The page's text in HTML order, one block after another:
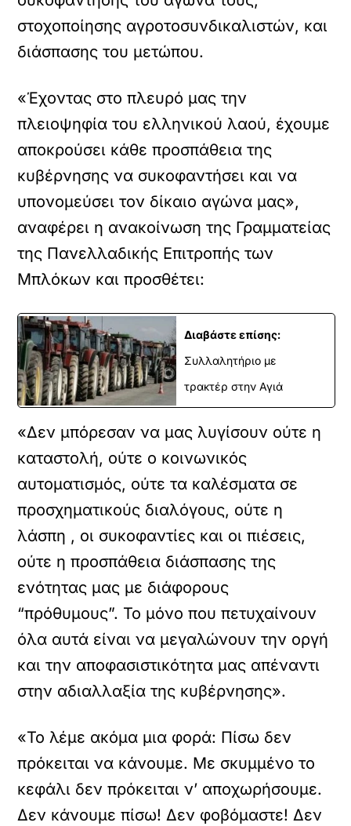
στοχοποίησης αγροτοσυνδικαλιστών, και
διάσπασης του μετώπου.
«Έχοντας στο πλευρό μας την
πλειοψηφία του ελληνικού λαού, έχουμε
αποκρούσει κάθε προσπάθεια της
κυβέρνησης να συκοφαντήσει και να
υπονομεύσει τον δίκαιο αγώνα μας»,
αναφέρει η ανακοίνωση της Γραμματείας
της Πανελλαδικής Επιτροπής των
Μπλόκων και προσθέτει:
Διαβάστε επίσης:
Συλλαλητήριο με
τρακτέρ στην Αγιά
«Δεν μπόρεσαν να μας λυγίσουν ούτε η
καταστολή, ούτε ο κοινωνικός
αυτοματισμός, ούτε τα καλέσματα σε
προσχηματικούς διαλόγους, ούτε η
λάσπη , οι συκοφαντίες και οι πιέσεις,
ούτε η προσπάθεια διάσπασης της
ενότητας μας με διάφορους
“πρόθυμους”. Το μόνο που πετυχαίνουν
όλα αυτά είναι να μεγαλώνουν την οργή
και την αποφασιστικότητα μας απέναντι
στην αδιαλλαξία της κυβέρνησης».
«Το λέμε ακόμα μια φορά: Πίσω δεν
πρόκειται να κάνουμε. Με σκυμμένο το
κεφάλι δεν πρόκειται ν’ αποχωρήσουμε.
Δεν κάνουμε πίσω! Δεν φοβόμαστε! Δεν